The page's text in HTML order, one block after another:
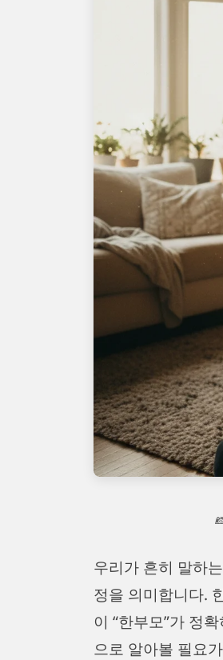
우리가 흔히 말하는
정을 의미합니다.
이 “한부모”가 정
으로 알아볼 필요